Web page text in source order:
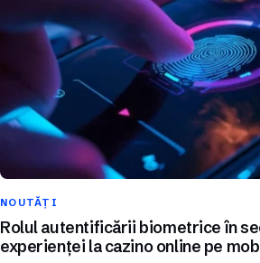
NOUTĂȚI
Rolul autentificării biometrice în
experienței la cazino online pe